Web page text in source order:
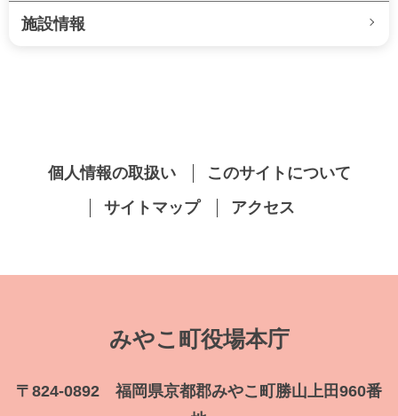
施設情報
個人情報の取扱い
このサイトについて
サイトマップ
アクセス
みやこ町役場本庁
〒824-0892 福岡県京都郡みやこ町勝山上田960番